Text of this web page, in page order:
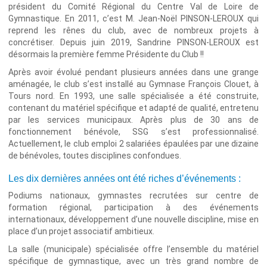
président du Comité Régional du Centre Val de Loire de
Gymnastique. En 2011, c’est M. Jean-Noël PINSON-LEROUX qui
reprend les rênes du club, avec de nombreux projets à
concrétiser. Depuis juin 2019, Sandrine PINSON-LEROUX est
désormais la première femme Présidente du Club !!
Après avoir évolué pendant plusieurs années dans une grange
aménagée, le club s’est installé au Gymnase François Clouet, à
Tours nord. En 1993, une salle spécialisée a été construite,
contenant du matériel spécifique et adapté de qualité, entretenu
par les services municipaux. Après plus de 30 ans de
fonctionnement bénévole, SSG s’est professionnalisé.
Actuellement, le club emploi 2 salariées épaulées par une dizaine
de bénévoles, toutes disciplines confondues.
Les dix dernières années ont été riches d’événements :
Podiums nationaux, gymnastes recrutées sur centre de
formation régional, participation à des événements
internationaux, développement d’une nouvelle discipline, mise en
place d’un projet associatif ambitieux.
La salle (municipale) spécialisée offre l’ensemble du matériel
spécifique de gymnastique, avec un très grand nombre de